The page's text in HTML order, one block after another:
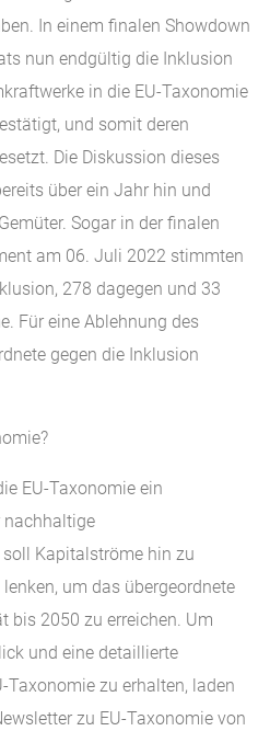
In einem finalen Showdown
nun endgültig die Inklusion
in die EU-Taxonomie
und somit deren
Die Diskussion dieses
über ein Jahr hin und
Sogar in der finalen
am 06. Juli 2022 stimmten
278 dagegen und 33
Für eine Ablehnung des
gegen die Inklusion
EU-Taxonomie ein
nachhaltige
Kapitalströme hin zu
um das übergeordnete
bis 2050 zu erreichen. Um
und eine detaillierte
Taxonomie zu erhalten, laden
zu EU-Taxonomie von